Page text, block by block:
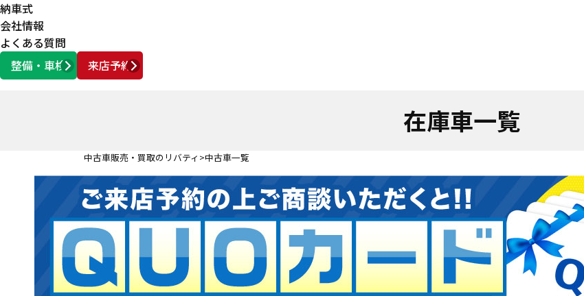
納車式
会社情報
よくある質問
整備・車検
来店予約
営業時間 AM10:00 ～ PM6:00
在庫車一覧
中古車販売・買取のリバティ 中古車一覧